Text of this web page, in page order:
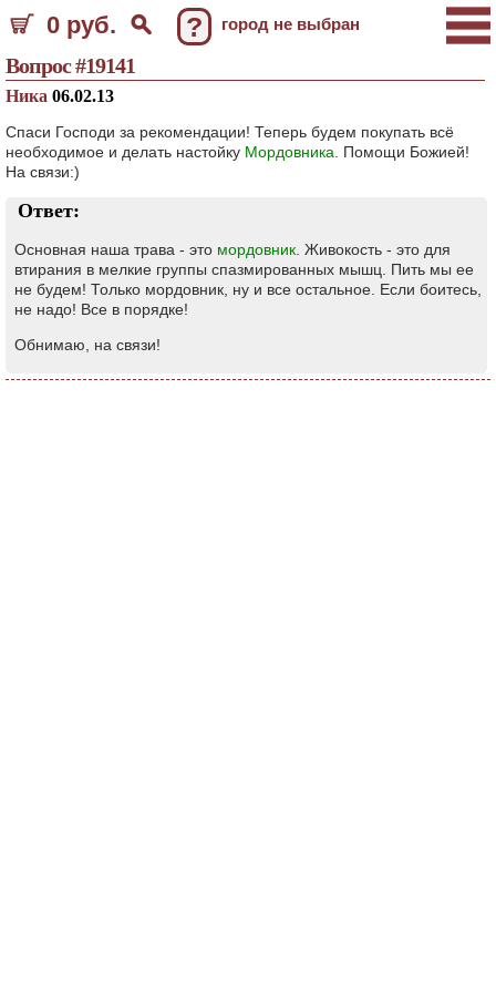
0 руб. ? город не выбран
Вопрос #19141
Ника 06.02.13
Спаси Господи за рекомендации! Теперь будем покупать всё
необходимое и делать настойку Мордовника . Помощи Божией!
На связи:)
Ответ:
Основная наша трава - это мордовник . Живокость - это для
втирания в мелкие группы спазмированных мышц. Пить мы ее
не будем! Только мордовник, ну и все остальное. Если боитесь,
не надо! Все в порядке!
Обнимаю, на связи!